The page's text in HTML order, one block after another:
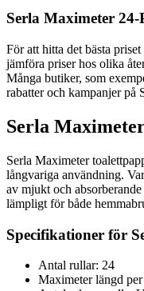
Serla Maximeter
För att hitta det bästa
jämföra priser hos olika
Många butiker, som
rabatter och kampanjer på
Serla
Serla Maximeter
långvariga användning.
av mjukt och
lämpligt för både
Specifikationer för
Antal rullar: 24
Maximeter längd